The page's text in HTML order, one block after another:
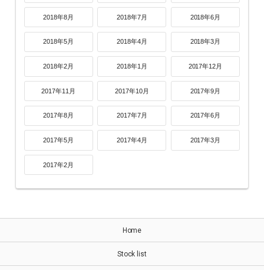
2018年8月 2018年7月 2018年6月
2018年5月 2018年4月 2018年3月
2018年2月 2018年1月 2017年12月
2017年11月 2017年10月 2017年9月
2017年8月 2017年7月 2017年6月
2017年5月 2017年4月 2017年3月
2017年2月
Home
Stock list